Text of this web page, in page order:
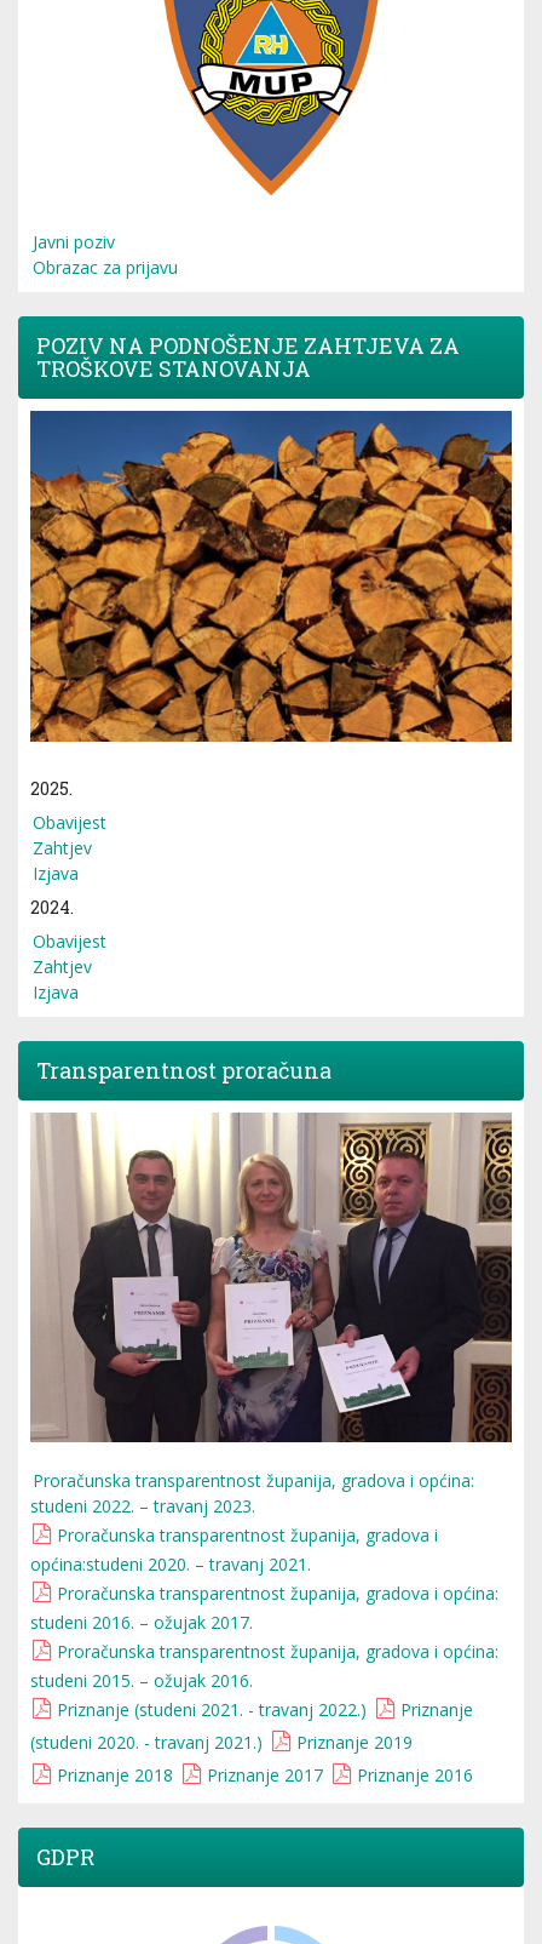
Javni poziv
Obrazac za prijavu
POZIV NA PODNOŠENJE ZAHTJEVA ZA
TROŠKOVE STANOVANJA
2025.
Obavijest
Zahtjev
Izjava
2024.
Obavijest
Zahtjev
Izjava
Transparentnost proračuna
Proračunska transparentnost županija, gradova i općina:
studeni 2022. – travanj 2023.
Proračunska transparentnost županija, gradova i
općina:studeni 2020. – travanj 2021.
Proračunska transparentnost županija, gradova i općina:
studeni 2016. – ožujak 2017.
Proračunska transparentnost županija, gradova i općina:
studeni 2015. – ožujak 2016.
Priznanje (studeni 2021. - travanj 2022.)
Priznanje
(studeni 2020. - travanj 2021.)
Priznanje 2019
Priznanje 2018
Priznanje 2017 Priznanje 2016
GDPR